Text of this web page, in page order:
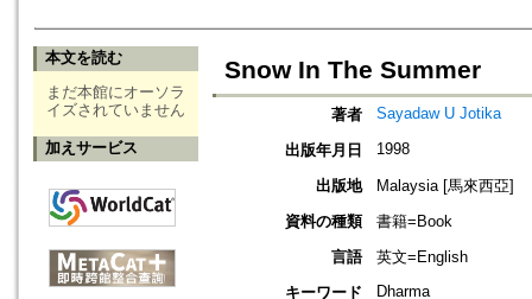
本文を読む
まだ本館にオーソラ
イズされていません
加えサービス
Snow In The Summer
著者 Sayadaw U Jotika
出版年月日 1998
出版地
Malaysia [馬來西亞]
資料の種類
書籍=Book
言語
英文=English
キーワード
Dharma